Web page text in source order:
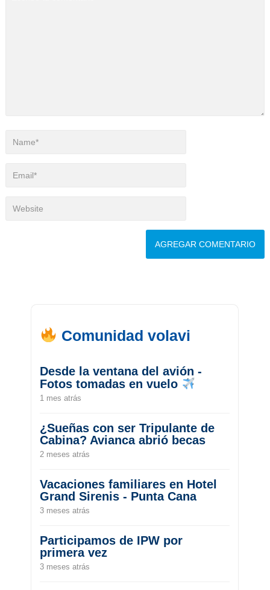
Comunidad volavi
Desde la ventana del avión -
Fotos tomadas en vuelo
1 mes atrás
¿Sueñas con ser Tripulante de
Cabina? Avianca abrió becas
2 meses atrás
Vacaciones familiares en Hotel
Grand Sirenis - Punta Cana
3 meses atrás
Participamos de IPW por
primera vez
3 meses atrás